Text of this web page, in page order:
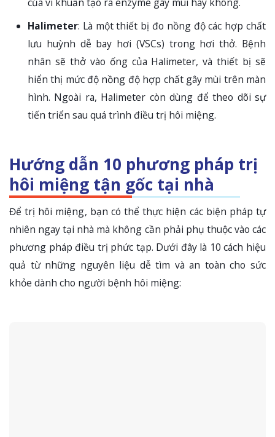
Halimeter: Là một thiết bị đo nồng độ các hợp chất
lưu huỳnh dễ bay hơi (VSCs) trong hơi thở. Bệnh
nhân sẽ thở vào ống của Halimeter, và thiết bị sẽ
hiển thị mức độ nồng độ hợp chất gây mùi trên màn
hình. Ngoài ra, Halimeter còn dùng để theo dõi sự
tiến triển sau quá trình điều trị hôi miệng.
Hướng dẫn 10 phương pháp trị
hôi miệng tận gốc tại nhà
Để trị hôi miệng, bạn có thể thực hiện các biện pháp tự
nhiên ngay tại nhà mà không cần phải phụ thuộc vào các
phương pháp điều trị phức tạp. Dưới đây là 10 cách hiệu
quả từ những nguyên liệu dễ tìm và an toàn cho sức
khỏe dành cho người bệnh hôi miệng: